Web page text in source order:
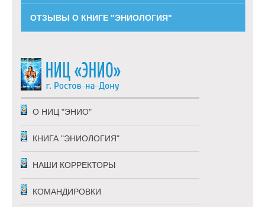
ОТЗЫВЫ О КНИГЕ "ЭНИОЛОГИЯ"
О НИЦ "ЭНИО"
КНИГА "ЭНИОЛОГИЯ"
НАШИ КОРРЕКТОРЫ
КОМАНДИРОВКИ